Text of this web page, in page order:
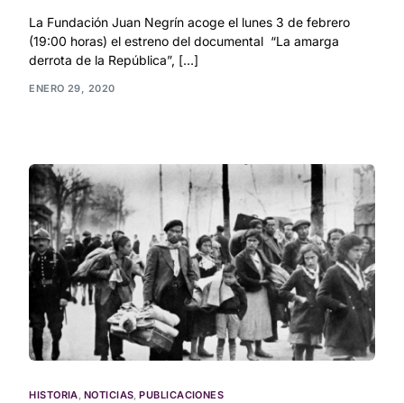
La Fundación Juan Negrín acoge el lunes 3 de febrero
(19:00 horas) el estreno del documental “La amarga
derrota de la República”, […]
ENERO 29, 2020
HISTORIA, NOTICIAS,PUBLICACIONES